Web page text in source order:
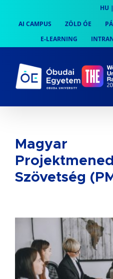
content
HU |
AI CAMPUS
ZÖLD ÓE
E-LEARNING
Magyar
Szövetség